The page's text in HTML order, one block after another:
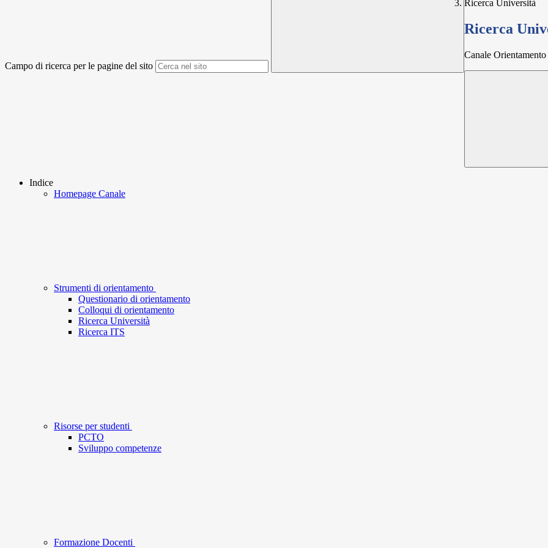
Campo di ricerca per le pagine del sito
Ricerca Università
Ricerca
Canale Orientamento
Indice
Homepage Canale
Strumenti di orientamento
Questionario di orientamento
Colloqui di orientamento
Ricerca Università
Ricerca ITS
Risorse per studenti
PCTO
Sviluppo competenze
Formazione Docenti